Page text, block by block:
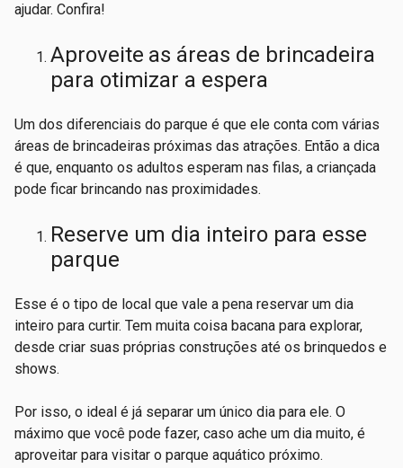
ajudar. Confira!
Aproveite as áreas de brincadeira
para otimizar a espera
Um dos diferenciais do parque é que ele conta com várias
áreas de brincadeiras próximas das atrações. Então a dica
é que, enquanto os adultos esperam nas filas, a criançada
pode ficar brincando nas proximidades.
Reserve um dia inteiro para esse
parque
Esse é o tipo de local que vale a pena reservar um dia
inteiro para curtir. Tem muita coisa bacana para explorar,
desde criar suas próprias construções até os brinquedos e
shows.
Por isso, o ideal é já separar um único dia para ele. O
máximo que você pode fazer, caso ache um dia muito, é
aproveitar para visitar o parque aquático próximo.